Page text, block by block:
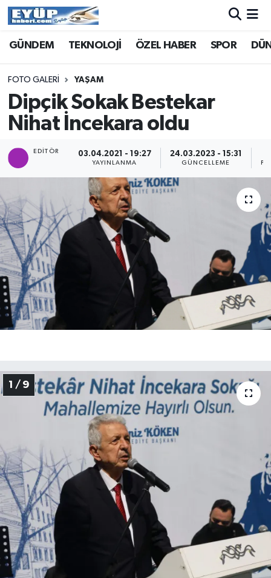
GÜNDEM TEKNOLOJİ ÖZEL HABER SPOR
FOTO GALERI YAŞAM
Dipçik Sokak Bestekar
Nihat İncekara oldu
EDITÖR 03.04.2021 - 19:27
YAYINLANMA
24.03.2023 - 15:31
GÜNCELLEME
1 / 9